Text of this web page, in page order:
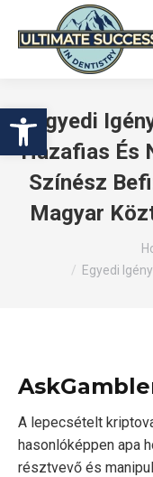
Open toolbar
Egyedi
Hazafias És
Színész
Magyar
Egyedi
A lepecsételt
hasonlóképpen apa
résztvevő és